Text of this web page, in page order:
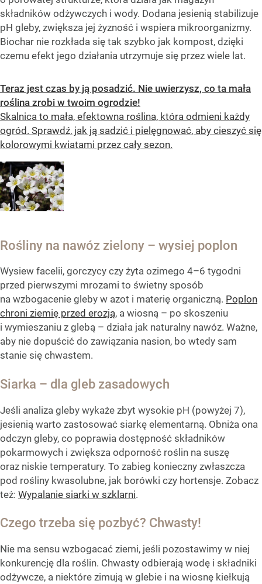
składników odżywczych i wody. Dodana jesienią stabilizuje
pH gleby, zwiększa jej żyzność i wspiera mikroorganizmy.
Biochar nie rozkłada się tak szybko jak kompost, dzięki
czemu efekt jego działania utrzymuje się przez wiele lat.
Teraz jest czas by ją posadzić. Nie uwierzysz, co ta mała
roślina zrobi w twoim ogrodzie!
Skalnica to mała, efektowna roślina, która odmieni każdy
ogród. Sprawdź, jak ją sadzić i pielęgnować, aby cieszyć się
kolorowymi kwiatami przez cały sezon.
Rośliny na nawóz zielony – wysiej poplon
Wysiew facelii, gorczycy czy żyta ozimego 4–6 tygodni
przed pierwszymi mrozami to świetny sposób
na wzbogacenie gleby w azot i materię organiczną. Poplon
chroni ziemię przed erozją, a wiosną – po skoszeniu
i wymieszaniu z glebą – działa jak naturalny nawóz. Ważne,
aby nie dopuścić do zawiązania nasion, bo wtedy sam
stanie się chwastem.
Siarka – dla gleb zasadowych
Jeśli analiza gleby wykaże zbyt wysokie pH (powyżej 7),
jesienią warto zastosować siarkę elementarną. Obniża ona
odczyn gleby, co poprawia dostępność składników
pokarmowych i zwiększa odporność roślin na suszę
oraz niskie temperatury. To zabieg konieczny zwłaszcza
pod rośliny kwasolubne, jak borówki czy hortensje. Zobacz
też: Wypalanie siarki w szklarni.
Czego trzeba się pozbyć? Chwasty!
Nie ma sensu wzbogacać ziemi, jeśli pozostawimy w niej
konkurencję dla roślin. Chwasty odbierają wodę i składniki
odżywcze, a niektóre zimują w glebie i na wiosnę kiełkują